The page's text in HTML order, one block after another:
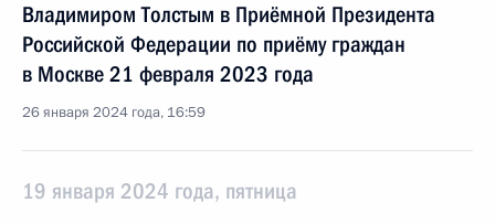
Владимиром Толстым в Приёмной Президента
Российской Федерации по приёму граждан
в Москве 21 февраля 2023 года
26 января 2024 года, 16:59
19 января 2024 года, пятница